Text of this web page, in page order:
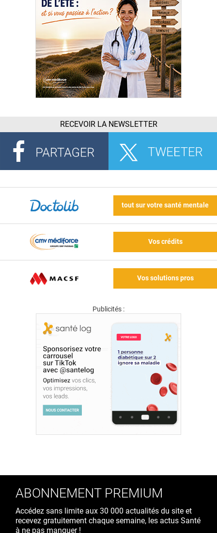
RECEVOIR LA NEWSLETTER
tout sur votre santé mentale
Vos crédits
Vos solutions pros
Publicités :
ABONNEMENT PREMIUM
Accédez sans limite aux 30 000 actualités du site et
recevez gratuitement chaque semaine, les actus Santé
à ne pas manquer !